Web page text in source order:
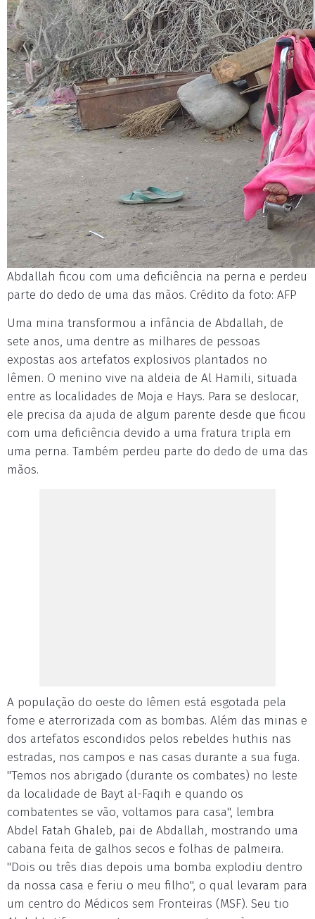
Abdallah ficou com uma deficiência na perna e perdeu
parte do dedo de uma das mãos. Crédito da foto: AFP
Uma mina transformou a infância de Abdallah, de
sete anos, uma dentre as milhares de pessoas
expostas aos artefatos explosivos plantados no
Iêmen. O menino vive na aldeia de Al Hamili, situada
entre as localidades de Moja e Hays. Para se deslocar,
ele precisa da ajuda de algum parente desde que ficou
com uma deficiência devido a uma fratura tripla em
uma perna. Também perdeu parte do dedo de uma das
mãos.
A população do oeste do Iêmen está esgotada pela
fome e aterrorizada com as bombas. Além das minas e
dos artefatos escondidos pelos rebeldes huthis nas
estradas, nos campos e nas casas durante a sua fuga.
"Temos nos abrigado (durante os combates) no leste
da localidade de Bayt al-Faqih e quando os
combatentes se vão, voltamos para casa", lembra
Abdel Fatah Ghaleb, pai de Abdallah, mostrando uma
cabana feita de galhos secos e folhas de palmeira.
"Dois ou três dias depois uma bomba explodiu dentro
da nossa casa e feriu o meu filho", o qual levaram para
um centro do Médicos sem Fronteiras (MSF). Seu tio